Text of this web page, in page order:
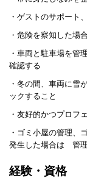
・ゲストのサポート
・危険を察知した場
・車両と駐車場を管
確認する
・冬の間、車両に雪
ックすること
・友好的かつプロフ
・ゴミ小屋の管理、
発生した場合は 管
経験・資格